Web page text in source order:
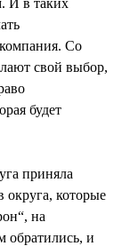
И в таких
Со
свой выбор,
будет
приняла
округа, которые
на
обратились, и